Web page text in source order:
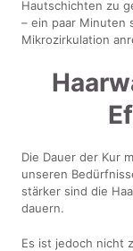
Hautschichten zu
– ein paar Minuten
Mikrozirkulation
Die Dauer der Kur
unseren
stärker sind die
dauern.
Es ist jedoch nicht